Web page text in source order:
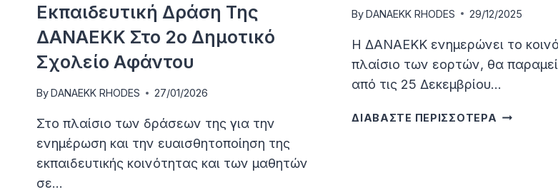
Εκπαιδευτική Δράση Της
ΔΑΝΑΕΚΚ Στο 2ο Δημοτικό
Σχολείο Αφάντου
ByDANAEKK RHODES 27/01/2026
Στο πλαίσιο των δράσεων της για την
ενημέρωση και την ευαισθητοποίηση της
εκπαιδευτικής κοινότητας και των μαθητών
σε…
ByDANAEKK RHODES 29/12/2025
Η ΔΑΝΑΕΚΚ ενημερώνει το
πλαίσιο των εορτών, θα
από τις 25 Δεκεμβρίου…
ΔΙΑΒΑΣΤΕ ΠΕΡΙΣΣΟΤΕΡΑ